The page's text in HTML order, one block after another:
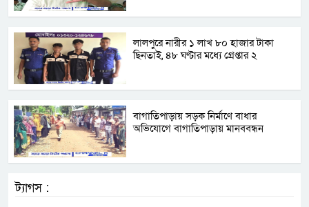
লালপুরে নারীর ১ লাখ ৮০ হাজার টাকা
ছিনতাই, ৪৮ ঘণ্টার মধ্যে গ্রেপ্তার ২
বাগাতিপাড়ায় সড়ক নির্মাণে বাধার
অভিযোগে বাগাতিপাড়ায় মানববন্ধন
ট্যাগস :